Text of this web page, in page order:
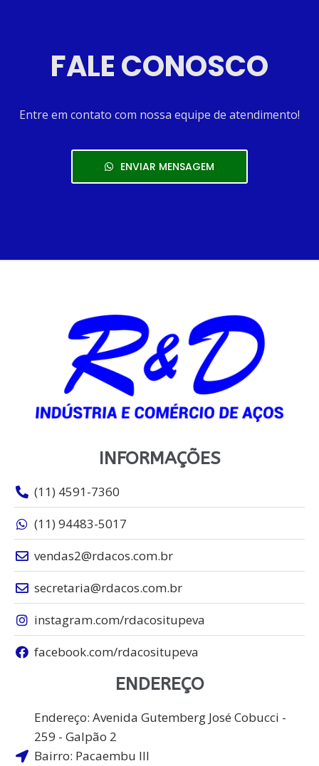
FALE CONOSCO
Entre em contato com nossa equipe de atendimento!
ENVIAR MENSAGEM
INFORMAÇÕES
(11) 4591-7360
(11) 94483-5017
vendas2@rdacos.com.br
secretaria@rdacos.com.br
instagram.com/rdacositupeva
facebook.com/rdacositupeva
ENDEREÇO
Endereço: Avenida Gutemberg José Cobucci -
259 - Galpão 2
Bairro: Pacaembu lll